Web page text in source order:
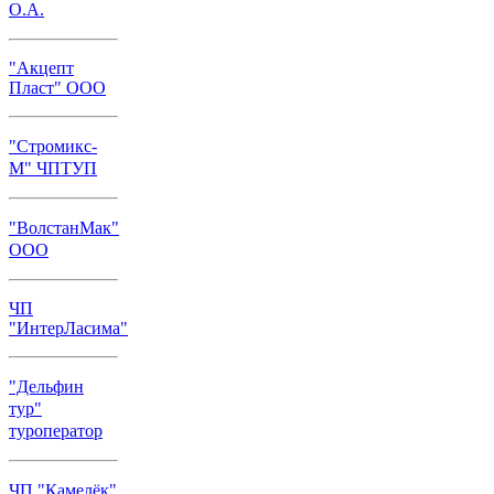
О.А.
"Акцепт
Пласт" ООО
"Стромикс-
М" ЧПТУП
"ВолстанМак"
ООО
ЧП
"ИнтерЛасима"
"Дельфин
тур"
туроператор
ЧП "Камелёк"